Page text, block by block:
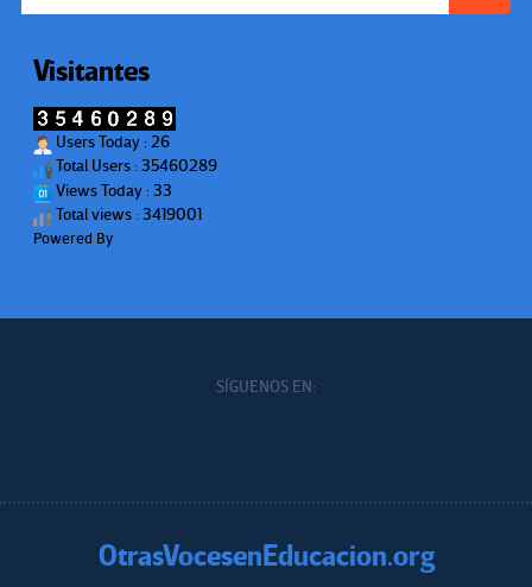
Visitantes
Users Today : 26
Total Users : 35460289
Views Today : 33
Total views : 3419001
Powered By
SÍGUENOS EN:
OtrasVocesenEducacion.org